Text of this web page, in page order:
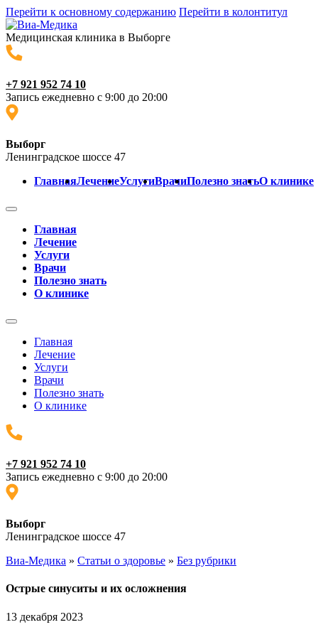
Перейти к основному содержанию Перейти в колонтитул
Медицинская клиника в Выборге
+7 921 952 74 10
Запись ежедневно с 9:00 до 20:00
Выборг
Ленинградское шоссе 47
ГлавнаяЛечениеУслугиВрачиПолезно знатьО клинике
Главная
Лечение
Услуги
Врачи
Полезно знать
О клинике
Главная
Лечение
Услуги
Врачи
Полезно знать
О клинике
+7 921 952 74 10
Запись ежедневно с 9:00 до 20:00
Выборг
Ленинградское шоссе 47
Виа-Медика » Статьи о здоровье » Без рубрики
Острые синуситы и их осложнения
13 декабря 2023